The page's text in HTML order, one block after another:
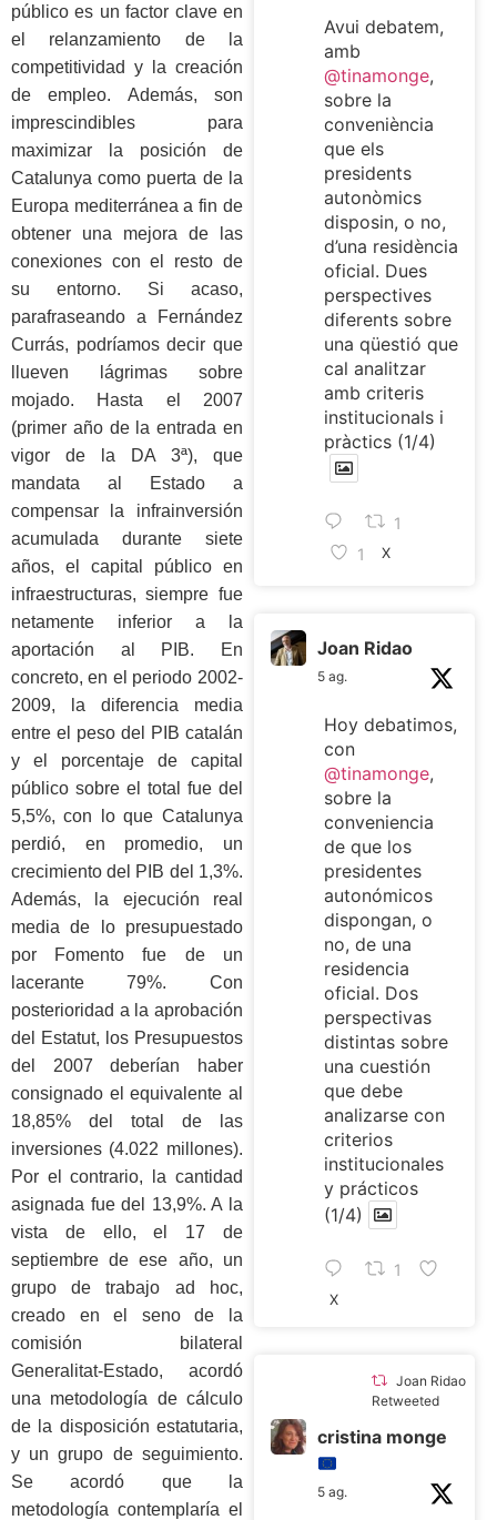
público es un factor clave en
el relanzamiento de la
competitividad y la creación
de empleo. Además, son
imprescindibles para
maximizar la posición de
Catalunya como puerta de la
Europa mediterránea a fin de
obtener una mejora de las
conexiones con el resto de
su entorno. Si acaso,
parafraseando a Fernández
Currás, podríamos decir que
llueven lágrimas sobre
mojado. Hasta el 2007
(primer año de la entrada en
vigor de la DA 3ª), que
mandata al Estado a
compensar la infrainversión
acumulada durante siete
años, el capital público en
infraestructuras, siempre fue
netamente inferior a la
aportación al PIB. En
concreto, en el periodo 2002-
2009, la diferencia media
entre el peso del PIB catalán
y el porcentaje de capital
público sobre el total fue del
5,5%, con lo que Catalunya
perdió, en promedio, un
crecimiento del PIB del 1,3%.
Además, la ejecución real
media de lo presupuestado
por Fomento fue de un
lacerante 79%. Con
posterioridad a la aprobación
del Estatut, los Presupuestos
del 2007 deberían haber
consignado el equivalente al
18,85% del total de las
inversiones (4.022 millones).
Por el contrario, la cantidad
asignada fue del 13,9%. A la
vista de ello, el 17 de
septiembre de ese año, un
grupo de trabajo ad hoc,
creado en el seno de la
comisión bilateral
Generalitat-Estado, acordó
una metodología de cálculo
de la disposición estatutaria,
y un grupo de seguimiento.
Se acordó que la
metodología contemplaría el
Avui debatem,
amb
@tinamonge,
sobre la
conveniència
que els
presidents
autonòmics
disposin, o no,
d’una residència
oficial. Dues
perspectives
diferents sobre
una qüestió que
cal analitzar
amb criteris
institucionals i
pràctics (1/4)
1
1
X
Joan Ridao
5 ag.
Hoy debatimos,
con
@tinamonge,
sobre la
conveniencia
de que los
presidentes
autonómicos
dispongan, o
no, de una
residencia
oficial. Dos
perspectivas
distintas sobre
una cuestión
que debe
analizarse con
criterios
institucionales
y prácticos
(1/4)
1
X
Joan Ridao
Retweeted
cristina monge
5 ag.